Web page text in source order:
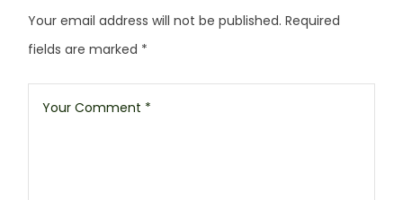
Your email address will not be published. Required
fields are marked *